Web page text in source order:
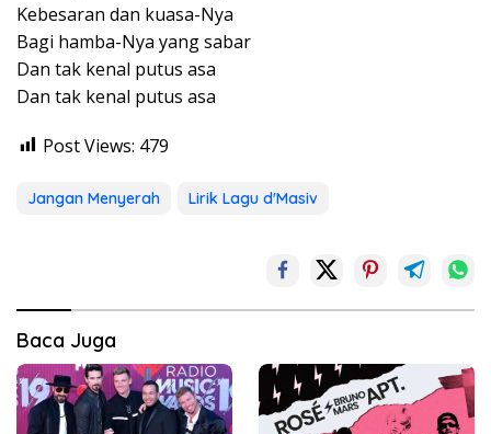
Kebesaran dan kuasa-Nya
Bagi hamba-Nya yang sabar
Dan tak kenal putus asa
Dan tak kenal putus asa
Post Views: 479
Jangan Menyerah Lirik Lagu d'Masiv
Baca Juga